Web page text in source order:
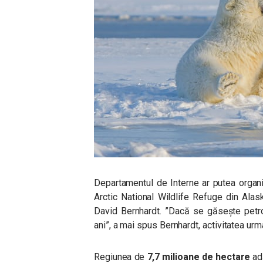
Departamentul de Interne ar putea
Arctic National Wildlife Refuge din
David Bernhardt. ”Dacă se găsește
ani”, a mai spus Bernhardt, activitatea
Regiunea de 7,7 milioane de hectare